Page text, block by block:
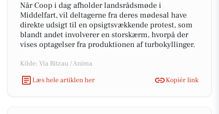
Når Coop i dag afholder landsrådsmøde i
Middelfart, vil deltagerne fra deres mødesal have
direkte udsigt til en opsigtsvækkende protest, som
blandt andet involverer en storskærm, hvorpå der
vises optagelser fra produktionen af turbokyllinger.
Kilde: Via Ritzau / Anima
Læs hele artiklen her
Kopiér link